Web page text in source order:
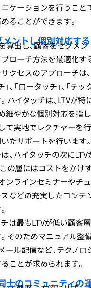
ケーションを行うこと
ることができます。
メントし個別対応する
算出し、顧客をセグメン
ローチ方法を最適化す
クセスのアプローチは
」、「ロータッチ」、「テ
ハイタッチは、LTVが
細やかな個別対応を指
て実地でレクチャーを
たサポートを行います。
、ハイタッチの次に
の層にはコストをかけ
ンラインセミナーやチ
などの充実したコンテ
は最もLTVが低い顧客
そのためマニュアル整
ール配信など、テクノ
ことが求められます。
士のコミュニティの